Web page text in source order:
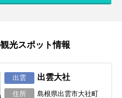
光スポット情報
出雲 出雲大社
住所
島根県出雲市大社町